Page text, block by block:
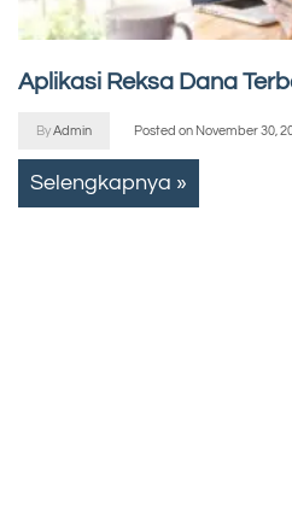
Aplikasi Reksa Dana
ByAdmin Posted on November 30,
Selengkapnya »